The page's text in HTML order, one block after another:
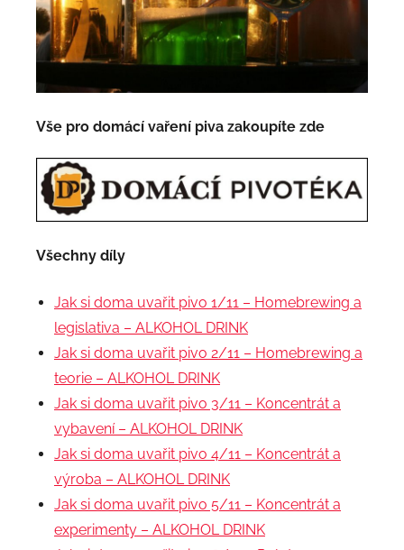
Vše pro domácí vaření piva zakoupíte zde
Všechny díly
Jak si doma uvařit pivo 1/11 – Homebrewing a
legislativa – ALKOHOL DRINK
Jak si doma uvařit pivo 2/11 – Homebrewing a
teorie – ALKOHOL DRINK
Jak si doma uvařit pivo 3/11 – Koncentrát a
vybavení – ALKOHOL DRINK
Jak si doma uvařit pivo 4/11 – Koncentrát a
výroba – ALKOHOL DRINK
Jak si doma uvařit pivo 5/11 – Koncentrát a
experimenty – ALKOHOL DRINK